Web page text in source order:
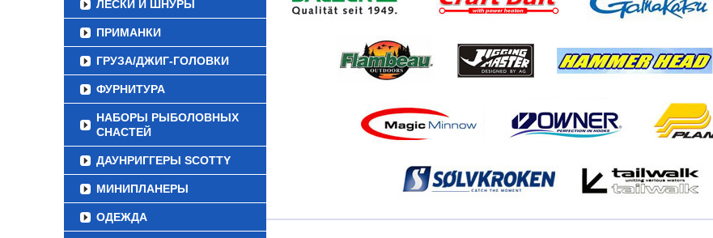
ЛЕСКИ И ШНУРЫ
ПРИМАНКИ
ГРУЗА/ДЖИГ-ГОЛОВКИ
ФУРНИТУРА
НАБОРЫ РЫБОЛОВНЫХ
СНАСТЕЙ
ДАУНРИГГЕРЫ SCOTTY
МИНИПЛАНЕРЫ
ОДЕЖДА